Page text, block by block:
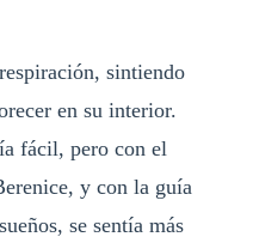
sintiendo
en su interior.
fácil, pero con el
y con la guía
se sentía más